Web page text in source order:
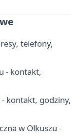
telefony,
- kontakt,
kontakt, godziny,
w Olkuszu -